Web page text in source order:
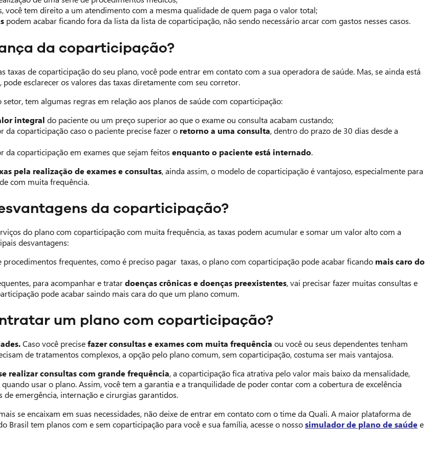
você tem direito a um atendimento com a mesma qualidade de quem paga o valor total;
podem acabar ficando fora da lista da lista de coparticipação, não sendo necessário arcar com gastos nesses casos.
da coparticipação?
taxas de coparticipação do seu plano, você pode entrar em contato com a sua operadora de saúde. Mas, se ainda está
esclarecer os valores das taxas diretamente com seu corretor.
tem algumas regras em relação aos planos de saúde com coparticipação:
integral do paciente ou um preço superior ao que o exame ou consulta acabam custando;
da coparticipação caso o paciente precise fazer o retorno a uma consulta, dentro do prazo de 30 dias desde a
da coparticipação em exames que sejam feitos enquanto o paciente está internado.
pela realização de exames e consultas, ainda assim, o modelo de coparticipação é vantajoso, especialmente para
com muita frequência.
da coparticipação?
do plano com coparticipação com muita frequência, as taxas podem acumular e somar um valor alto com a
desvantagens:
procedimentos frequentes, como é preciso pagar taxas, o plano com coparticipação pode acabar ficando mais caro do
para acompanhar e tratardoenças crônicas e doenças preexistentes, vai precisar fazer muitas consultas e
pode acabar saindo mais cara do que um plano comum.
um plano com coparticipação?
Caso você precisefazer consultas e exames com muita frequência ou você ou seus dependentes tenham
de tratamentos complexos, a opção pelo plano comum, sem coparticipação, costuma ser mais vantajosa.
realizar consultas com grande frequência, a coparticipação fica atrativa pelo valor mais baixo da mensalidade,
usar o plano. Assim, você tem a garantia e a tranquilidade de poder contar com a cobertura de excelência
de emergência, internação e cirurgias garantidos.
se encaixam em suas necessidades, não deixe de entrar em contato com o time da Quali. A maior plataforma de
Brasil tem planos com e sem coparticipação para você e sua família, acesse o nossosimulador de plano de saúdee